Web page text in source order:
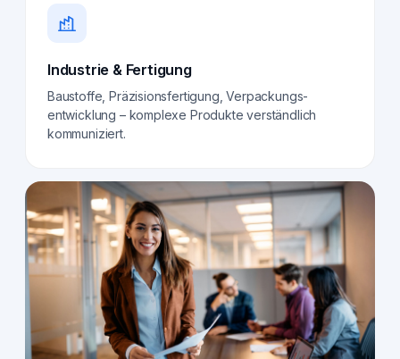
Industrie & Fertigung
Baustoffe, Präzisionsfertigung, Verpackungs­
entwicklung – komplexe Produkte verständlich
kommuniziert.